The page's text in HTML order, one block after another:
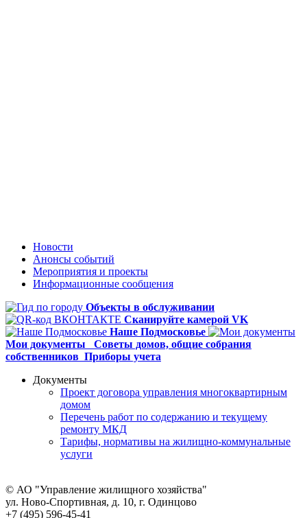
Новости
Анонсы событий
Мероприятия и проекты
Информационные сообщения
Объекты в обслуживании
Сканируйте камерой VK
Наше Подмосковье
Мои документы
Советы домов, общие собрания
собственников Приборы учета
Документы
Проект договора управления многоквартирным
домом
Перечень работ по содержанию и текущему
ремонту МКД
Тарифы, нормативы на жилищно-коммунальные
услуги
© АО "Управление жилищного хозяйства"
ул. Ново-Спортивная, д. 10, г. Одинцово
+7 (495) 596-45-41